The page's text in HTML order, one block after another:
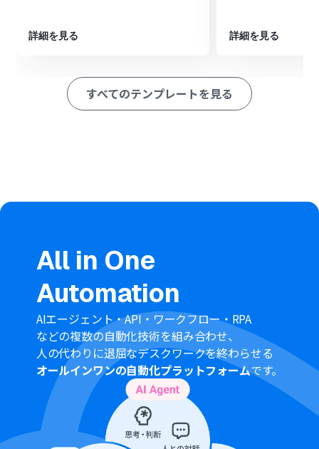
※「トリガー」：フロー起動のきっかけとなるアクション、「オ
■このワークフローのカスタムポイント
AI機能のOCRでは、画像の特性や読み取りたい情報に合
取ったテキストをどの列に追加するかも自由に設定でき
Gmail、Google スプレッドシートをYoomと連携してく
ださい。
トリガーは5分、10分、15分、30分、60分の間隔で起動
間隔を選択できます。プランによって最短の起動間隔が異
なりますので、ご注意ください。
OCRまたは音声を文字起こしするAIオペレーションはチ
ームプラン・サクセスプランでのみご利用いただける機能
となっております。フリープラン・ミニプランの場合は設
定しているフローボットのオペレーションはエラーとな
りますので、ご注意ください。
チームプランやサクセスプランなどの有料プランは、2週
間の無料トライアルを行うことが可能です。無料トライア
ル中には制限対象のアプリやAI機能（オペレーション）を
使用することができます。
詳細を見る 詳細を見る
すべてのテンプレートを見る
All in One
Automation
AIエージェント・API・ワークフロー・RPA
などの複数の自動化技術を組み合わせ、
人の代わりに退屈なデスクワークを終わらせる
オールインワンの自動化プラットフォームです。